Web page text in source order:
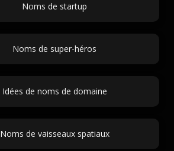
Noms de startup
Noms de super-héros
Idées de noms de domaine
Noms de vaisseaux spatiaux